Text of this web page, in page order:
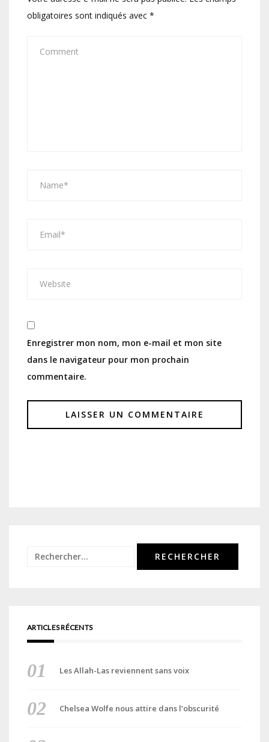
obligatoires sont indiqués avec *
Enregistrer mon nom, mon e-mail et mon site
dans le navigateur pour mon prochain
commentaire.
Rechercher :
ARTICLES RÉCENTS
Les Allah-Las reviennent sans voix
Chelsea Wolfe nous attire dans l’obscurité